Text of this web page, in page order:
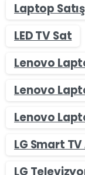
Laptop
LED TV Sat
Lenovo
Lenovo
Lenovo
LG Smart
LG